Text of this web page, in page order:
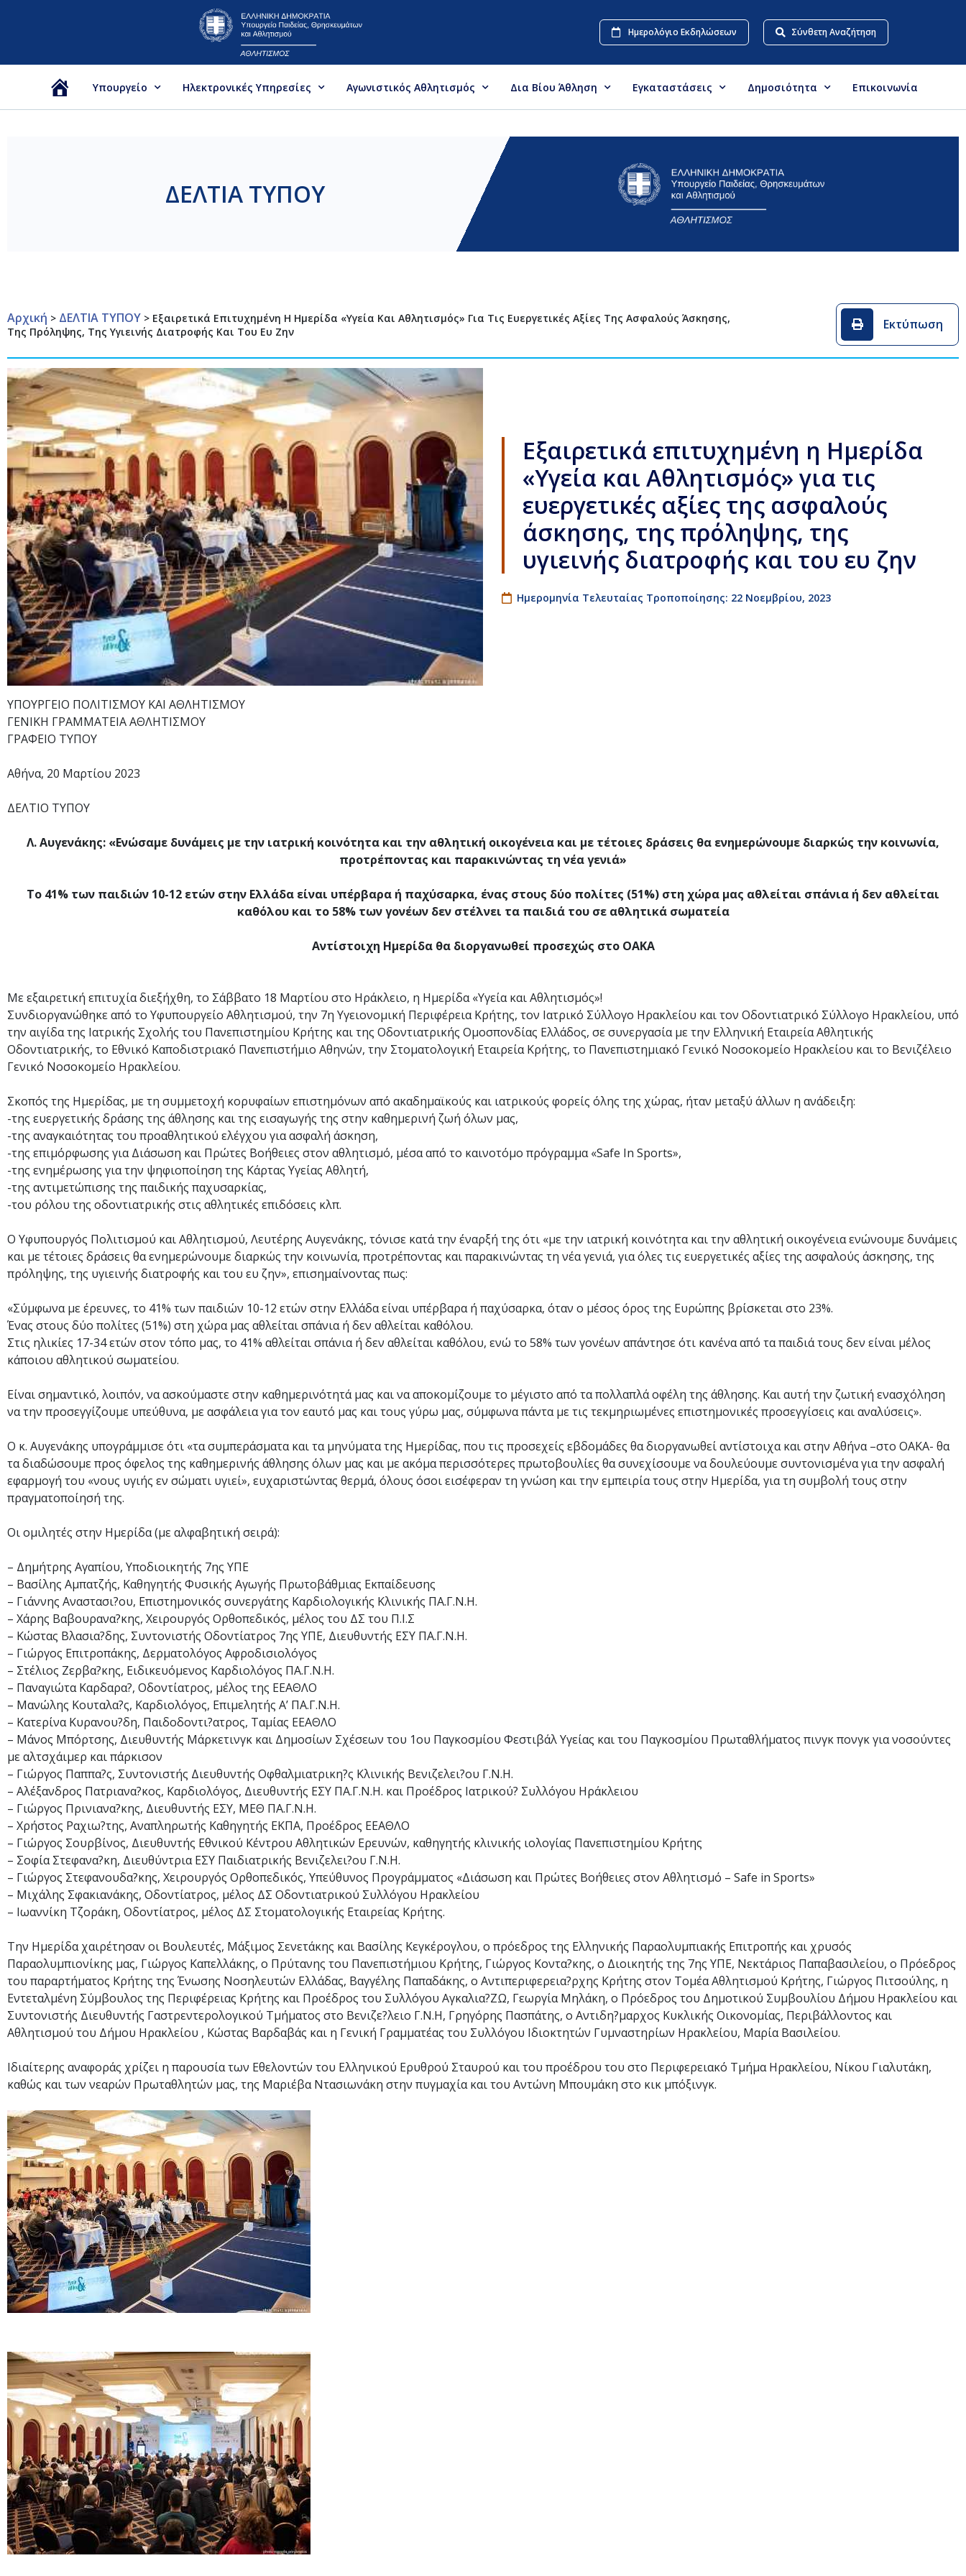
Ημερολόγιο Εκδηλώσεων Σύνθετη Αναζήτηση
Αρχική
Υπουργείο Ηλεκτρονικές Υπηρεσίες Αγωνιστικός Αθλητισμός Δια Βίου Άθληση Εγκαταστάσεις Δημοσιότητα Επικοινωνία
ΔΕΛΤΙΑ ΤΥΠΟΥ
Αρχική > ΔΕΛΤΙΑ ΤΥΠΟΥ > Εξαιρετικά Επιτυχημένη Η Ημερίδα «Υγεία Και Αθλητισμός» Για Τις Ευεργετικές Αξίες Της Ασφαλούς Άσκησης,
Της Πρόληψης, Της Υγιεινής Διατροφής Και Του Ευ Ζην
Εκτύπωση
Εξαιρετικά επιτυχημένη η Ημερίδα
«Υγεία και Αθλητισμός» για τις
ευεργετικές αξίες της ασφαλούς
άσκησης, της πρόληψης, της
υγιεινής διατροφής και του ευ ζην
Ημερομηνία Τελευταίας Τροποποίησης: 22 Νοεμβρίου, 2023
ΥΠΟΥΡΓΕΙΟ ΠΟΛΙΤΙΣΜΟΥ ΚΑΙ ΑΘΛΗΤΙΣΜΟΥ
ΓΕΝΙΚΗ ΓΡΑΜΜΑΤΕΙΑ ΑΘΛΗΤΙΣΜΟΥ
ΓΡΑΦΕΙΟ ΤΥΠΟΥ
Αθήνα, 20 Μαρτίου 2023
ΔΕΛΤΙΟ ΤΥΠΟΥ
Λ. Αυγενάκης: «Ενώσαμε δυνάμεις με την ιατρική κοινότητα και την αθλητική οικογένεια και με τέτοιες δράσεις θα ενημερώνουμε διαρκώς την κοινωνία,
προτρέποντας και παρακινώντας τη νέα γενιά»
Το 41% των παιδιών 10-12 ετών στην Ελλάδα είναι υπέρβαρα ή παχύσαρκα, ένας στους δύο πολίτες (51%) στη χώρα μας αθλείται σπάνια ή δεν αθλείται
καθόλου και το 58% των γονέων δεν στέλνει τα παιδιά του σε αθλητικά σωματεία
Αντίστοιχη Ημερίδα θα διοργανωθεί προσεχώς στο ΟΑΚΑ
Με εξαιρετική επιτυχία διεξήχθη, το Σάββατο 18 Μαρτίου στο Ηράκλειο, η Ημερίδα «Υγεία και Αθλητισμός»!
Συνδιοργανώθηκε από το Υφυπουργείο Αθλητισμού, την 7η Υγειονομική Περιφέρεια Κρήτης, τον Ιατρικό Σύλλογο Ηρακλείου και τον Οδοντιατρικό Σύλλογο Ηρακλείου, υπό
την αιγίδα της Ιατρικής Σχολής του Πανεπιστημίου Κρήτης και της Οδοντιατρικής Ομοσπονδίας Ελλάδος, σε συνεργασία με την Ελληνική Εταιρεία Αθλητικής
Οδοντιατρικής, το Εθνικό Καποδιστριακό Πανεπιστήμιο Αθηνών, την Στοματολογική Εταιρεία Κρήτης, το Πανεπιστημιακό Γενικό Νοσοκομείο Ηρακλείου και το Βενιζέλειο
Γενικό Νοσοκομείο Ηρακλείου.
Σκοπός της Ημερίδας, με τη συμμετοχή κορυφαίων επιστημόνων από ακαδημαϊκούς και ιατρικούς φορείς όλης της χώρας, ήταν μεταξύ άλλων η ανάδειξη:
-της ευεργετικής δράσης της άθλησης και της εισαγωγής της στην καθημερινή ζωή όλων μας,
-της αναγκαιότητας του προαθλητικού ελέγχου για ασφαλή άσκηση,
-της επιμόρφωσης για Διάσωση και Πρώτες Βοήθειες στον αθλητισμό, μέσα από το καινοτόμο πρόγραμμα «Safe In Sports»,
-της ενημέρωσης για την ψηφιοποίηση της Κάρτας Υγείας Αθλητή,
-της αντιμετώπισης της παιδικής παχυσαρκίας,
-του ρόλου της οδοντιατρικής στις αθλητικές επιδόσεις κλπ.
Ο Υφυπουργός Πολιτισμού και Αθλητισμού, Λευτέρης Αυγενάκης, τόνισε κατά την έναρξή της ότι «με την ιατρική κοινότητα και την αθλητική οικογένεια ενώνουμε δυνάμεις
και με τέτοιες δράσεις θα ενημερώνουμε διαρκώς την κοινωνία, προτρέποντας και παρακινώντας τη νέα γενιά, για όλες τις ευεργετικές αξίες της ασφαλούς άσκησης, της
πρόληψης, της υγιεινής διατροφής και του ευ ζην», επισημαίνοντας πως:
«Σύμφωνα με έρευνες, το 41% των παιδιών 10-12 ετών στην Ελλάδα είναι υπέρβαρα ή παχύσαρκα, όταν ο μέσος όρος της Ευρώπης βρίσκεται στο 23%.
Ένας στους δύο πολίτες (51%) στη χώρα μας αθλείται σπάνια ή δεν αθλείται καθόλου.
Στις ηλικίες 17-34 ετών στον τόπο μας, το 41% αθλείται σπάνια ή δεν αθλείται καθόλου, ενώ το 58% των γονέων απάντησε ότι κανένα από τα παιδιά τους δεν είναι μέλος
κάποιου αθλητικού σωματείου.
Είναι σημαντικό, λοιπόν, να ασκούμαστε στην καθημερινότητά μας και να αποκομίζουμε το μέγιστο από τα πολλαπλά οφέλη της άθλησης. Και αυτή την ζωτική ενασχόληση
να την προσεγγίζουμε υπεύθυνα, με ασφάλεια για τον εαυτό μας και τους γύρω μας, σύμφωνα πάντα με τις τεκμηριωμένες επιστημονικές προσεγγίσεις και αναλύσεις».
Ο κ. Αυγενάκης υπογράμμισε ότι «τα συμπεράσματα και τα μηνύματα της Ημερίδας, που τις προσεχείς εβδομάδες θα διοργανωθεί αντίστοιχα και στην Αθήνα –στο ΟΑΚΑ- θα
τα διαδώσουμε προς όφελος της καθημερινής άθλησης όλων μας και με ακόμα περισσότερες πρωτοβουλίες θα συνεχίσουμε να δουλεύουμε συντονισμένα για την ασφαλή
εφαρμογή του «νους υγιής εν σώματι υγιεί», ευχαριστώντας θερμά, όλους όσοι εισέφεραν τη γνώση και την εμπειρία τους στην Ημερίδα, για τη συμβολή τους στην
πραγματοποίησή της.
Οι ομιλητές στην Ημερίδα (με αλφαβητική σειρά):
– Δημήτρης Αγαπίου, Υποδιοικητής 7ης ΥΠΕ
– Βασίλης Αμπατζής, Καθηγητής Φυσικής Αγωγής Πρωτοβάθμιας Εκπαίδευσης
– Γιάννης Αναστασι?ου, Επιστημονικός συνεργάτης Καρδιολογικής Κλινικής ΠΑ.Γ.Ν.Η.
– Χάρης Βαβουρανα?κης, Χειρουργός Ορθοπεδικός, μέλος του ΔΣ του Π.Ι.Σ
– Κώστας Βλασια?δης, Συντονιστής Οδοντίατρος 7ης ΥΠΕ, Διευθυντής ΕΣΥ ΠΑ.Γ.Ν.Η.
– Γιώργος Επιτροπάκης, Δερματολόγος Αφροδισιολόγος
– Στέλιος Ζερβα?κης, Ειδικευόμενος Καρδιολόγος ΠΑ.Γ.Ν.Η.
– Παναγιώτα Καρδαρα?, Οδοντίατρος, μέλος της ΕΕΑΘΛΟ
– Μανώλης Κουταλα?ς, Καρδιολόγος, Επιμελητής Α’ ΠΑ.Γ.Ν.Η.
– Κατερίνα Κυρανου?δη, Παιδοδοντι?ατρος, Ταμίας ΕΕΑΘΛΟ
– Μάνος Μπόρτσης, Διευθυντής Μάρκετινγκ και Δημοσίων Σχέσεων του 1ου Παγκοσμίου Φεστιβάλ Υγείας και του Παγκοσμίου Πρωταθλήματος πινγκ πονγκ για νοσούντες
με αλτσχάιμερ και πάρκισον
– Γιώργος Παππα?ς, Συντονιστής Διευθυντής Οφθαλμιατρικη?ς Κλινικής Βενιζελει?ου Γ.Ν.Η.
– Αλέξανδρος Πατριανα?κος, Καρδιολόγος, Διευθυντής ΕΣΥ ΠΑ.Γ.Ν.Η. και Προέδρος Ιατρικού? Συλλόγου Ηράκλειου
– Γιώργος Πρινιανα?κης, Διευθυντής ΕΣΥ, ΜΕΘ ΠΑ.Γ.Ν.Η.
– Χρήστος Ραχιω?της, Αναπληρωτής Καθηγητής ΕΚΠΑ, Προέδρος ΕΕΑΘΛΟ
– Γιώργος Σουρβίνος, Διευθυντής Εθνικού Κέντρου Αθλητικών Ερευνών, καθηγητής κλινικής ιολογίας Πανεπιστημίου Κρήτης
– Σοφία Στεφανα?κη, Διευθύντρια ΕΣΥ Παιδιατρικής Βενιζελει?ου Γ.Ν.Η.
– Γιώργος Στεφανουδα?κης, Χειρουργός Ορθοπεδικός, Υπεύθυνος Προγράμματος «Διάσωση και Πρώτες Βοήθειες στον Αθλητισμό – Safe in Sports»
– Μιχάλης Σφακιανάκης, Οδοντίατρος, μέλος ΔΣ Οδοντιατρικού Συλλόγου Ηρακλείου
– Ιωαννίκη Τζοράκη, Οδοντίατρος, μέλος ΔΣ Στοματολογικής Εταιρείας Κρήτης.
Την Ημερίδα χαιρέτησαν οι Βουλευτές, Μάξιμος Σενετάκης και Βασίλης Κεγκέρογλου, ο πρόεδρος της Ελληνικής Παραολυμπιακής Επιτροπής και χρυσός
Παραολυμπιονίκης μας, Γιώργος Καπελλάκης, ο Πρύτανης του Πανεπιστήμιου Κρήτης, Γιώργος Κοντα?κης, ο Διοικητής της 7ης ΥΠΕ, Νεκτάριος Παπαβασιλείου, ο Πρόεδρος
του παραρτήματος Κρήτης της Ένωσης Νοσηλευτών Ελλάδας, Βαγγέλης Παπαδάκης, ο Αντιπεριφερεια?ρχης Κρήτης στον Τομέα Αθλητισμού Κρήτης, Γιώργος Πιτσούλης, η
Εντεταλμένη Σύμβουλος της Περιφέρειας Κρήτης και Προέδρος του Συλλόγου Αγκαλια?ΖΩ, Γεωργία Μηλάκη, ο Πρόεδρος του Δημοτικού Συμβουλίου Δήμου Ηρακλείου και
Συντονιστής Διευθυντής Γαστρεντερολογικού Τμήματος στο Βενιζε?λειο Γ.Ν.Η, Γρηγόρης Πασπάτης, ο Αντιδη?μαρχος Κυκλικής Οικονομίας, Περιβάλλοντος και
Αθλητισμού του Δήμου Ηρακλείου , Κώστας Βαρδαβάς και η Γενική Γραμματέας του Συλλόγου Ιδιοκτητών Γυμναστηρίων Ηρακλείου, Μαρία Βασιλείου.
Ιδιαίτερης αναφοράς χρίζει η παρουσία των Εθελοντών του Ελληνικού Ερυθρού Σταυρού και του προέδρου του στο Περιφερειακό Τμήμα Ηρακλείου, Νίκου Γιαλυτάκη,
καθώς και των νεαρών Πρωταθλητών μας, της Μαριέβα Ντασιωνάκη στην πυγμαχία και του Αντώνη Μπουμάκη στο κικ μπόξινγκ.